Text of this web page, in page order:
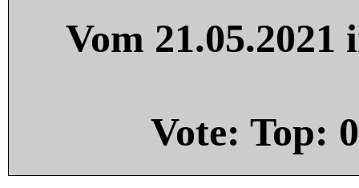
Vom
Vote: Top: 0